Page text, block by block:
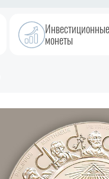
Инвестиционные
монеты